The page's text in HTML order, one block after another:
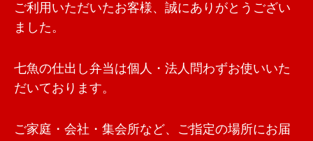
ご利用いただいたお客様、誠にありがとうござい
ました。
七魚の仕出し弁当は個人・法人問わずお使いいた
だいております。
ご家庭・会社・集会所など、ご指定の場所にお届